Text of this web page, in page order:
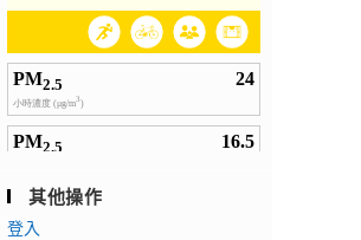
其他操作
登入